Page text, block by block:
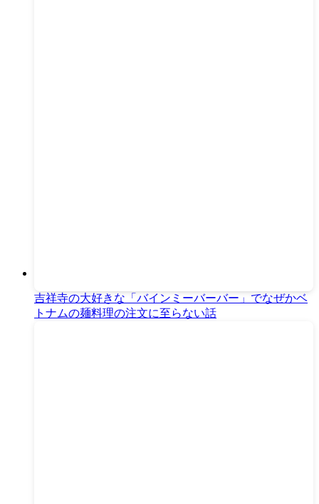
吉祥寺の大好きな「バインミーバーバー」でなぜかベ
トナムの麺料理の注文に至らない話